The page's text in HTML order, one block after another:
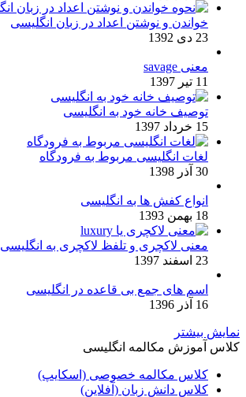
خواندن و نوشتن اعداد در زبان انگلیسی
23 دی 1392
معنی savage
11 تیر 1397
توصیف خانه خود به انگلیسی
15 خرداد 1397
لغات انگلیسی مربوط به فرودگاه
30 آذر 1398
انواع کفش ها به انگلیسی
18 بهمن 1393
معنی لاکچری و تلفظ لاکچری به انگلیسی
23 اسفند 1397
اسم های جمع بی قاعده در انگلیسی
16 آذر 1396
نمایش بیشتر
کلاس آموزش مکالمه انگلیسی
کلاس مکالمه خصوصی (اسکایپ)
کلاس دانش زبان (آفلاین)